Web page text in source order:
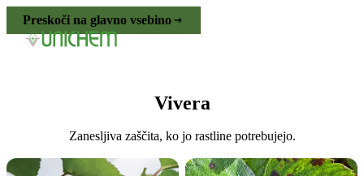
Preskoči na glavno vsebino
Vivera
Zanesljiva zaščita, ko jo rastline potrebujejo.